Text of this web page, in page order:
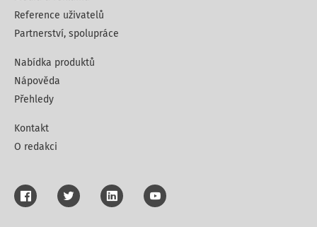
Reference uživatelů
Partnerství, spolupráce
Nabídka produktů
Nápověda
Přehledy
Kontakt
O redakci